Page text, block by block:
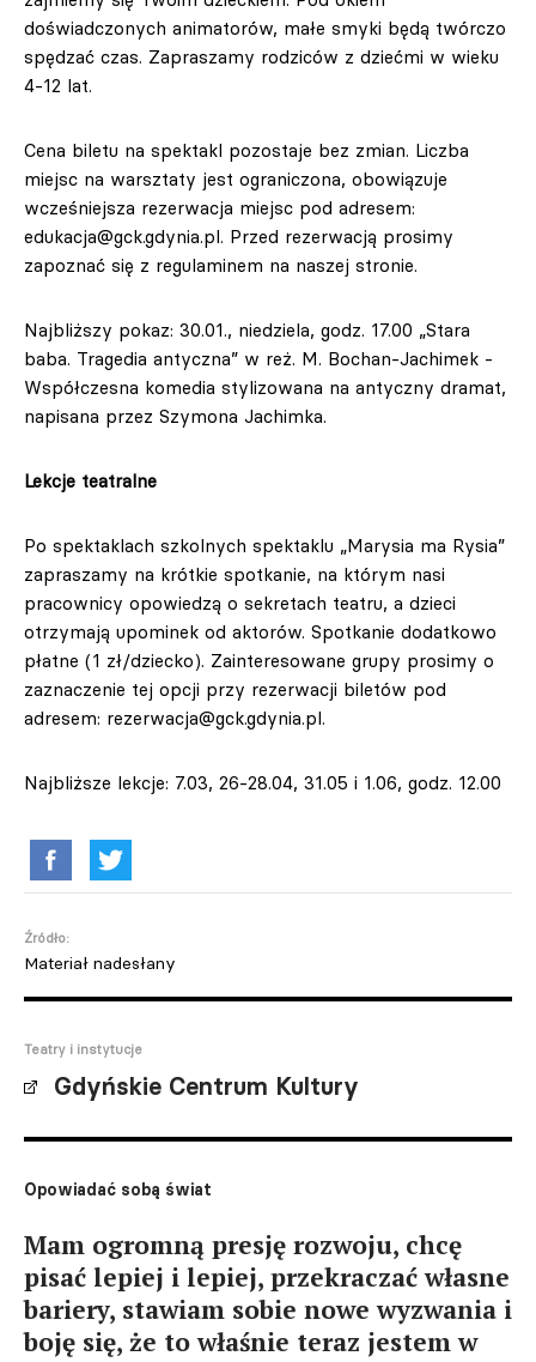
doświadczonych animatorów, małe smyki będą twórczo
spędzać czas. Zapraszamy rodziców z dziećmi w wieku
4-12 lat.
Cena biletu na spektakl pozostaje bez zmian. Liczba
miejsc na warsztaty jest ograniczona, obowiązuje
wcześniejsza rezerwacja miejsc pod adresem:
edukacja@gck.gdynia.pl. Przed rezerwacją prosimy
zapoznać się z regulaminem na naszej stronie.
Najbliższy pokaz: 30.01., niedziela, godz. 17.00 „Stara
baba. Tragedia antyczna” w reż. M. Bochan-Jachimek -
Współczesna komedia stylizowana na antyczny dramat,
napisana przez Szymona Jachimka.
Lekcje teatralne
Po spektaklach szkolnych spektaklu „Marysia ma Rysia”
zapraszamy na krótkie spotkanie, na którym nasi
pracownicy opowiedzą o sekretach teatru, a dzieci
otrzymają upominek od aktorów. Spotkanie dodatkowo
płatne (1 zł/dziecko). Zainteresowane grupy prosimy o
zaznaczenie tej opcji przy rezerwacji biletów pod
adresem: rezerwacja@gck.gdynia.pl.
Najbliższe lekcje: 7.03, 26-28.04, 31.05 i 1.06, godz. 12.00
Źródło:
Materiał nadesłany
Teatry i instytucje
Gdyńskie Centrum Kultury
Opowiadać sobą świat
Mam ogromną presję rozwoju, chcę
pisać lepiej i lepiej, przekraczać własne
bariery, stawiam sobie nowe wyzwania i
boję się, że to właśnie teraz jestem w